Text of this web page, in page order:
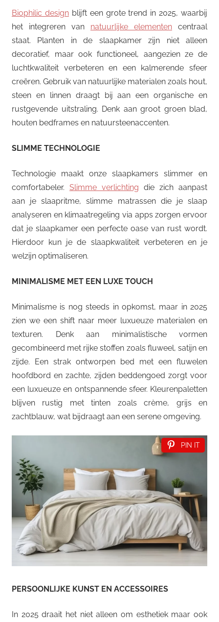
Biophilic designblijft een grote trend in 2025, waarbij
het integreren van natuurlijke elementen centraal
staat. Planten in de slaapkamer zijn niet alleen
decoratief, maar ook functioneel, aangezien ze de
luchtkwaliteit verbeteren en een kalmerende sfeer
creëren. Gebruik van natuurlijke materialen zoals hout,
steen en linnen draagt bij aan een organische en
rustgevende uitstraling. Denk aan groot groen blad,
houten bedframes en natuursteenaccenten.
SLIMME TECHNOLOGIE
Technologie maakt onze slaapkamers slimmer en
comfortabeler. Slimme verlichting die zich aanpast
aan je slaapritme, slimme matrassen die je slaap
analyseren en klimaatregeling via apps zorgen ervoor
dat je slaapkamer een perfecte oase van rust wordt.
Hierdoor kun je de slaapkwaliteit verbeteren en je
welzijn optimaliseren.
MINIMALISME MET EEN LUXE TOUCH
Minimalisme is nog steeds in opkomst, maar in 2025
zien we een shift naar meer luxueuze materialen en
texturen. Denk aan minimalistische vormen
gecombineerd met rijke stoffen zoals fluweel, satijn en
zijde. Een strak ontworpen bed met een fluwelen
hoofdbord en zachte, zijden beddengoed zorgt voor
een luxueuze en ontspannende sfeer. Kleurenpaletten
blijven rustig met tinten zoals crème, grijs en
zachtblauw, wat bijdraagt aan een serene omgeving.
PIN IT
PERSOONLIJKE KUNST EN ACCESSOIRES
In 2025 draait het niet alleen om esthetiek maar ook